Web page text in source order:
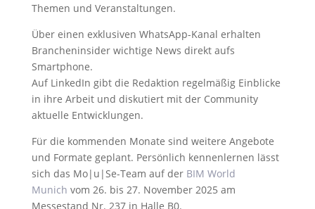
Themen und Veranstaltungen.
Über einen exklusiven WhatsApp-Kanal erhalten
Brancheninsider wichtige News direkt aufs
Smartphone.
Auf LinkedIn gibt die Redaktion regelmäßig Einblicke
in ihre Arbeit und diskutiert mit der Community
aktuelle Entwicklungen.
Für die kommenden Monate sind weitere Angebote
und Formate geplant. Persönlich kennenlernen lässt
sich das Mo|u|Se-Team auf der BIM World
Munich vom 26. bis 27. November 2025 am
Messestand Nr. 237 in Halle B0.